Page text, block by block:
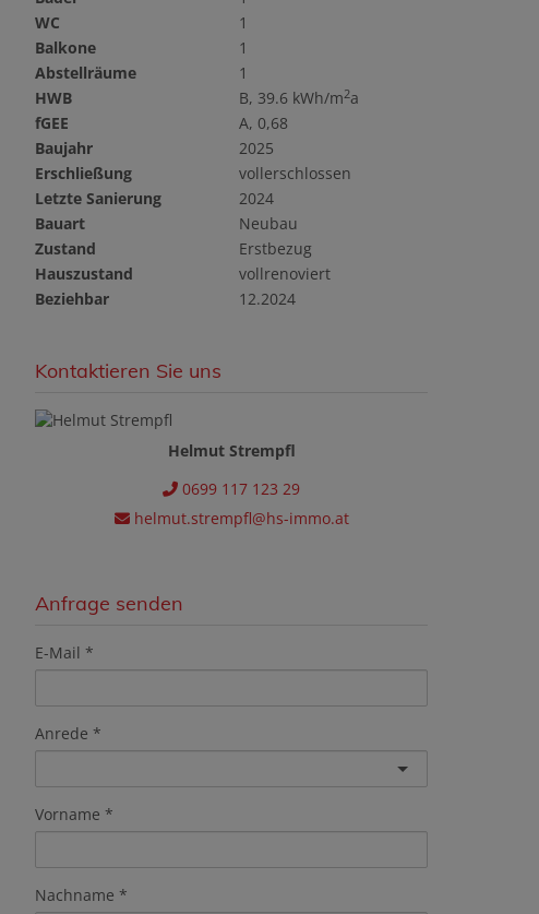
WC
1
Balkone
1
Abstellräume
1
HWB
B, 39.6 kWh/m2a
fGEE
A, 0,68
Baujahr
2025
Erschließung
vollerschlossen
Letzte Sanierung
2024
Bauart
Neubau
Zustand
Erstbezug
Hauszustand
vollrenoviert
Beziehbar
12.2024
Kontaktieren Sie uns
Helmut Strempfl
0699 117 123 29
helmut.strempfl@hs-immo.at
Anfrage senden
E-Mail
Anrede
Vorname
Nachname